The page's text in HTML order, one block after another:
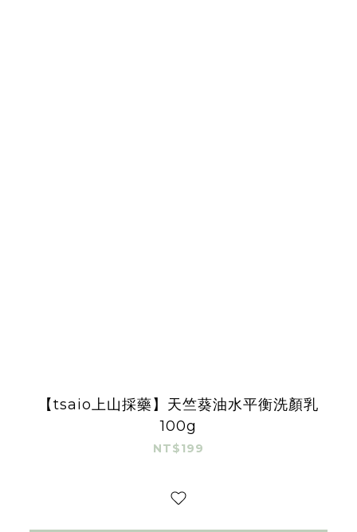
【tsaio上山採藥】天竺葵油水平衡洗顏乳
100g
NT$199